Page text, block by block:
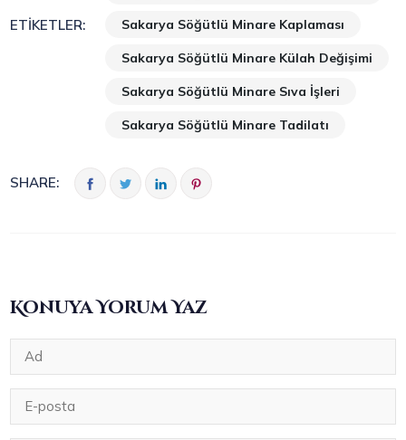
ETIKETLER: Sakarya Söğütlü Minare Kaplaması
Sakarya Söğütlü Minare Külah Değişimi
Sakarya Söğütlü Minare Sıva İşleri
Sakarya Söğütlü Minare Tadilatı
SHARE:
Konuya Yorum Yaz